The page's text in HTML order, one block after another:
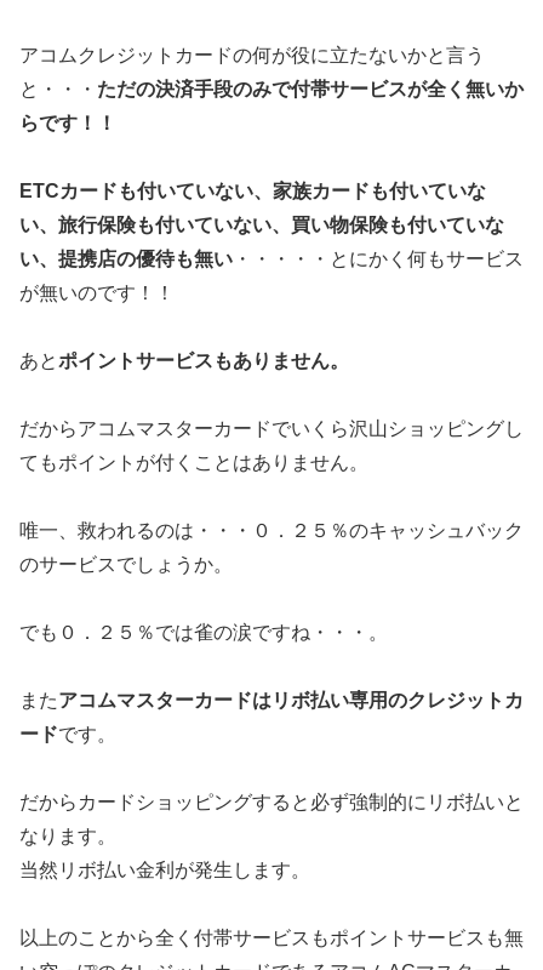
アコムクレジットカードの何が役に立たないかと言う
と・・・ ただの決済手段のみで付帯サービスが全く無いか
らです！！
ETCカードも付いていない、家族カードも付いていな
い、旅行保険も付いていない、買い物保険も付いていな
い、提携店の優待も無い ・・・・・とにかく何もサービス
が無いのです！！
あとポイントサービスもありません。
だからアコムマスターカードでいくら沢山ショッピングし
てもポイントが付くことはありません。
唯一、救われるのは・・・０．２５％のキャッシュバック
のサービスでしょうか。
でも０．２５％では雀の涙ですね・・・。
またアコムマスターカードはリボ払い専用のクレジットカ
ードです。
だからカードショッピングすると必ず強制的にリボ払いと
なります。
当然リボ払い金利が発生します。
以上のことから全く付帯サービスもポイントサービスも無